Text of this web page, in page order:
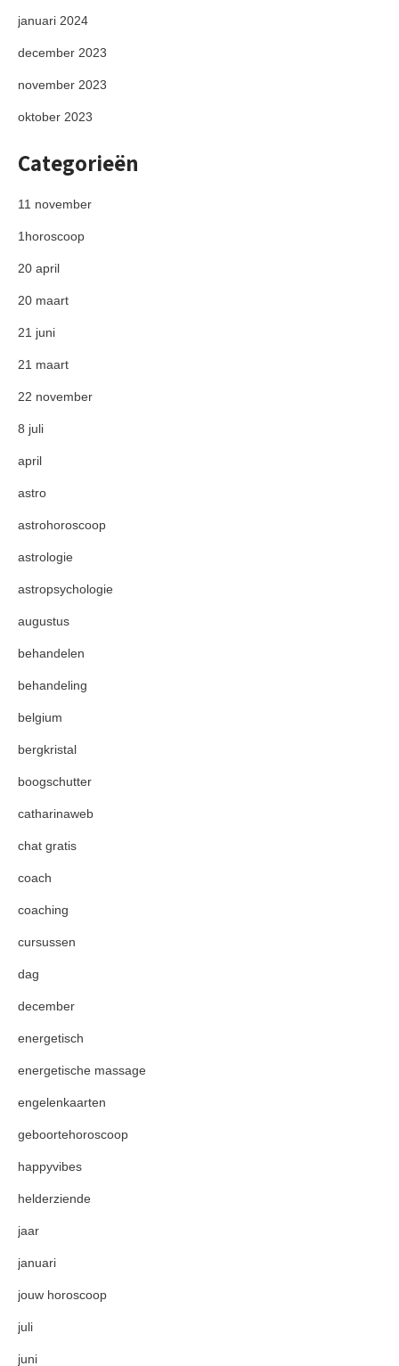
januari 2024
december 2023
november 2023
oktober 2023
Categorieën
11 november
1horoscoop
20 april
20 maart
21 juni
21 maart
22 november
8 juli
april
astro
astrohoroscoop
astrologie
astropsychologie
augustus
behandelen
behandeling
belgium
bergkristal
boogschutter
catharinaweb
chat gratis
coach
coaching
cursussen
dag
december
energetisch
energetische massage
engelenkaarten
geboortehoroscoop
happyvibes
helderziende
jaar
januari
jouw horoscoop
juli
juni